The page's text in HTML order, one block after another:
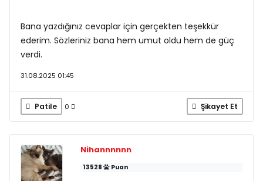
Bana yazdığınız cevaplar için gerçekten teşekkür
ederim. Sözleriniz bana hem umut oldu hem de güç
verdi.
31.08.2025 01:45
Patile 0 Şikayet Et
Nihannnnnn
13528 Puan